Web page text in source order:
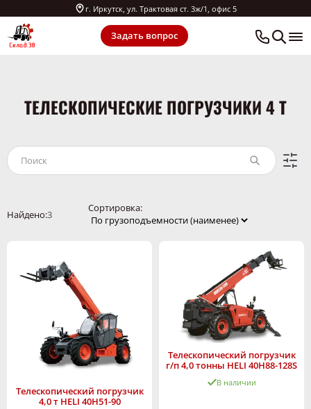
г. Иркутск, ул. Трактовая ст. 3ж/1, офис 5
Задать вопрос
ТЕЛЕСКОПИЧЕСКИЕ ПОГРУЗЧИКИ 4 Т
Найдено:3
Сортировка:
Телескопический погрузчик
4,0 т HELI 40H51-90
Телескопический погрузчик
г/п 4,0 тонны HELI 40H88-128S
В наличии